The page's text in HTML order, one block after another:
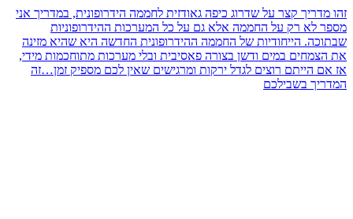
זהו מדריך קצר על שדרוג כיפה גאודזית לחממה הידרופונית, במדריך אני
מספר לא רק על החממה אלא גם על כל המערכות ההידרופוניות
שבתוכה. הייחודיות של החממה ההידרופונית החדשה היא שהיא מזינה
את הצמחים במים ודשן בצורה פאסיבית ובלי מערכות מתוחכמות מידי,
אז אם הייתם רוצים לגדל ירקות ומרגישים שאין לכם מספיק זמן…זה
המדריך בשבילכם